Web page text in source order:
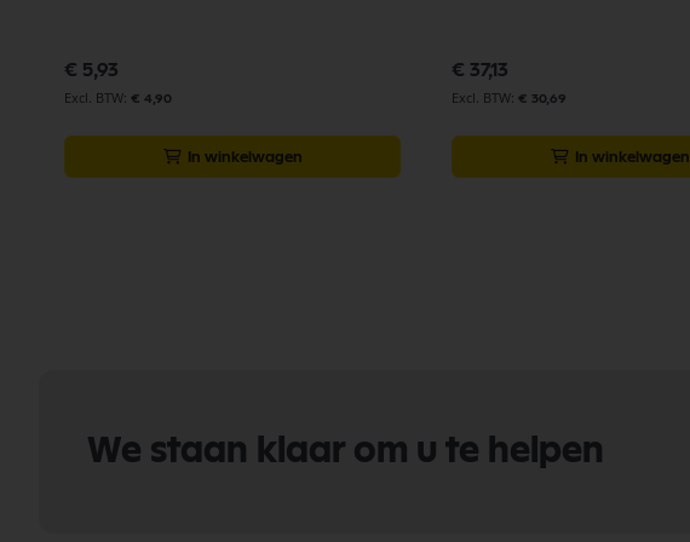
€ 5,93
€ 4,90
In winkelwagen
€ 37,13
€ 30,69
In winkelwagen
We staan klaar om u te helpen